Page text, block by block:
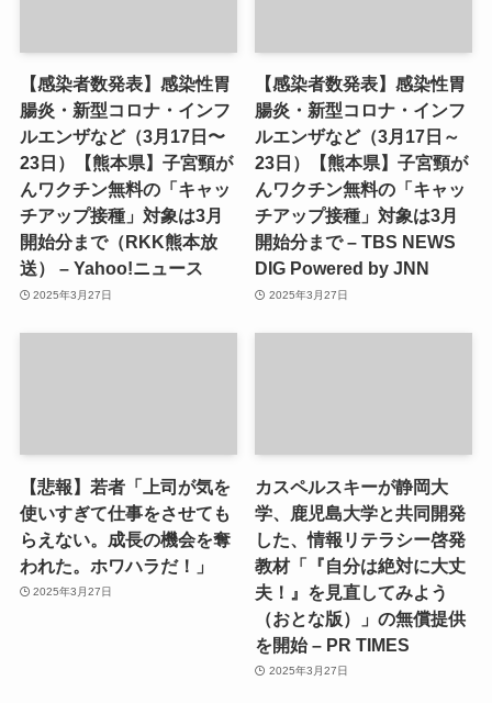
【感染者数発表】感染性胃
腸炎・新型コロナ・インフ
ルエンザなど（3月17日〜
23日）【熊本県】子宮頸が
んワクチン無料の「キャッ
チアップ接種」対象は3月
開始分まで（RKK熊本放
送） – Yahoo!ニュース
2025年3月27日
【感染者数発表】感染性胃
腸炎・新型コロナ・インフ
ルエンザなど（3月17日～
23日）【熊本県】子宮頸が
んワクチン無料の「キャッ
チアップ接種」対象は3月
開始分まで – TBS NEWS
DIG Powered by JNN
2025年3月27日
【悲報】若者「上司が気を
使いすぎて仕事をさせても
らえない。成長の機会を奪
われた。ホワハラだ！」
2025年3月27日
カスペルスキーが静岡大
学、鹿児島大学と共同開発
した、情報リテラシー啓発
教材「『自分は絶対に大丈
夫！』を見直してみよう
（おとな版）」の無償提供
を開始 – PR TIMES
2025年3月27日